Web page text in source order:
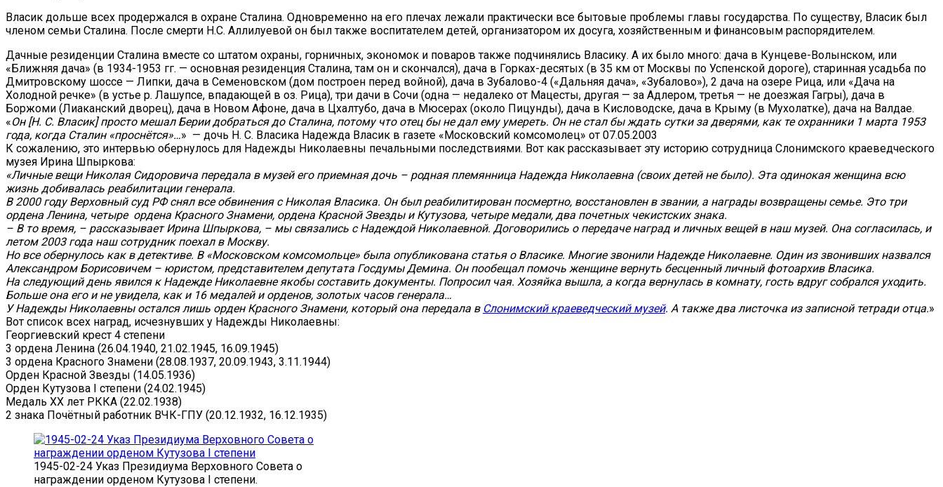
Власик дольше всех продержался в охране Сталина. Одновременно на его плечах лежали практически все бытовые проблемы главы государства. По существу, Власик был
членом семьи Сталина. После смерти Н.С. Аллилуевой он был также воспитателем детей, организатором их досуга, хозяйственным и финансовым распорядителем.
Дачные резиденции Сталина вместе со штатом охраны, горничных, экономок и поваров также подчинялись Власику. А их было много: дача в Кунцеве-Волынском, или
«Ближняя дача» (в 1934-1953 гг. — основная резиденция Сталина, там он и скончался), дача в Горках-десятых (в 35 км от Москвы по Успенской дороге), старинная усадьба по
Дмитровскому шоссе — Липки, дача в Семеновском (дом построен перед войной), дача в Зубалово-4 («Дальняя дача», «Зубалово»), 2 дача на озере Рица, или «Дача на
Холодной речке» (в устье р. Лашупсе, впадающей в оз. Рица), три дачи в Сочи (одна — недалеко от Мацесты, другая — за Адлером, третья — не доезжая Гагры), дача в
Боржоми (Лиаканский дворец), дача в Новом Афоне, дача в Цхалтубо, дача в Мюсерах (около Пицунды), дача в Кисловодске, дача в Крыму (в Мухолатке), дача на Валдае.
«Он [Н. С. Власик] просто мешал Берии добраться до Сталина, потому что отец бы не дал ему умереть. Он не стал бы ждать сутки за дверями, как те охранники 1 марта 1953
года, когда Сталин «проснётся»…» — дочь Н. С. Власика Надежда Власик в газете «Московский комсомолец» от 07.05.2003
К сожалению, это интервью обернулось для Надежды Николаевны печальными последствиями. Вот как рассказывает эту историю сотрудница Слонимского краеведческого
музея Ирина Шпыркова:
«Личные вещи Николая Сидоровича передала в музей его приемная дочь – родная племянница Надежда Николаевна (своих детей не было). Эта одинокая женщина всю
жизнь добивалась реабилитации генерала.
В 2000 году Верховный суд РФ снял все обвинения с Николая Власика. Он был реабилитирован посмертно, восстановлен в звании, а награды возвращены семье. Это три
ордена Ленина, четыре ордена Красного Знамени, ордена Красной Звезды и Кутузова, четыре медали, два почетных чекистских знака.
– В то время, – рассказывает Ирина Шпыркова, – мы связались с Надеждой Николаевной. Договорились о передаче наград и личных вещей в наш музей. Она согласилась, и
летом 2003 года наш сотрудник поехал в Москву.
Но все обернулось как в детективе. В «Московском комсомольце» была опубликована статья о Власике. Многие звонили Надежде Николаевне. Один из звонивших назвался
Александром Борисовичем – юристом, представителем депутата Госдумы Демина. Он пообещал помочь женщине вернуть бесценный личный фотоархив Власика.
На следующий день явился к Надежде Николаевне якобы составить документы. Попросил чая. Хозяйка вышла, а когда вернулась в комнату, гость вдруг собрался уходить.
Больше она его и не увидела, как и 16 медалей и орденов, золотых часов генерала…
У Надежды Николаевны остался лишь орден Красного Знамени, который она передала в Слонимский краеведческий музей. А также два листочка из записной тетради отца.»
Вот список всех наград, исчезнувших у Надежды Николаевны:
Георгиевский крест 4 степени
3 ордена Ленина (26.04.1940, 21.02.1945, 16.09.1945)
3 ордена Красного Знамени (28.08.1937, 20.09.1943, 3.11.1944)
Орден Красной Звезды (14.05.1936)
Орден Кутузова I степени (24.02.1945)
Медаль ХХ лет РККА (22.02.1938)
2 знака Почётный работник ВЧК-ГПУ (20.12.1932, 16.12.1935)
1945-02-24 Указ Президиума Верховного Совета о
награждении орденом Кутузова I степени.